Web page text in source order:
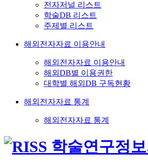
전자저널 리스트
학술DB 리스트
주제별 리스트
해외전자자료 이용안내
해외전자자료 이용안내
해외DB별 이용권한
대학별 해외DB 구독현황
해외전자자료 통계
해외전자자료 통계